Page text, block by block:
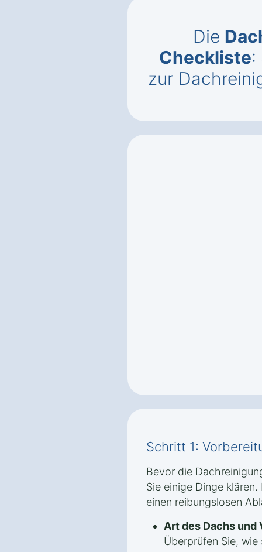
Die
Checkliste:
zur
Schritt 1:
Bevor die
Sie einige Dinge
einen reibungslosen
Art des Dachs
Überprüfen Sie,